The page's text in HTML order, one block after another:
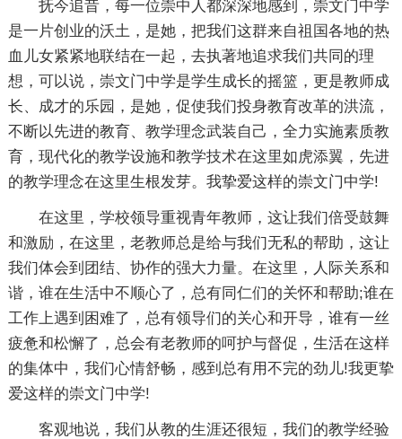
抚今追昔，每一位崇中人都深深地感到，崇文门中学
是一片创业的沃土，是她，把我们这群来自祖国各地的热
血儿女紧紧地联结在一起，去执著地追求我们共同的理
想，可以说，崇文门中学是学生成长的摇篮，更是教师成
长、成才的乐园，是她，促使我们投身教育改革的洪流，
不断以先进的教育、教学理念武装自己，全力实施素质教
育，现代化的教学设施和教学技术在这里如虎添翼，先进
的教学理念在这里生根发芽。我挚爱这样的崇文门中学!
在这里，学校领导重视青年教师，这让我们倍受鼓舞
和激励，在这里，老教师总是给与我们无私的帮助，这让
我们体会到团结、协作的强大力量。在这里，人际关系和
谐，谁在生活中不顺心了，总有同仁们的关怀和帮助;谁在
工作上遇到困难了，总有领导们的关心和开导，谁有一丝
疲惫和松懈了，总会有老教师的呵护与督促，生活在这样
的集体中，我们心情舒畅，感到总有用不完的劲儿!我更挚
爱这样的崇文门中学!
客观地说，我们从教的生涯还很短，我们的教学经验